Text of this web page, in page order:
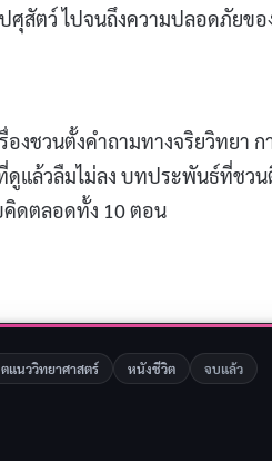
ศุสัตว์ ไปจนถึงความปลอดภัยข
งชวนตั้งคำถามทางจริยวิทยา
ดูแล้วลืมไม่ลง บทประพันธ์ที่ชว
ดตลอดทั้ง 10 ตอน
แนววิทยาศาสตร์ หนังชีวิต จบแล้ว